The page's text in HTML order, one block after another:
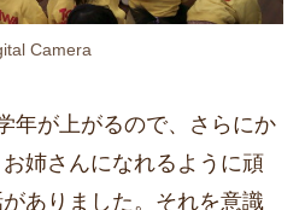
Camera
年が上がるので、さらにか
姉さんになれるように頑
ありました。それを意識